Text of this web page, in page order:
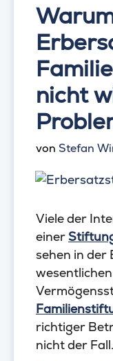
nicht
von Stefan
Viele der
einer
sehen in der
richtiger
nicht der Fall.